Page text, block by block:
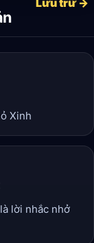
Lưu trữ →
Xinh
lời nhắc nhở